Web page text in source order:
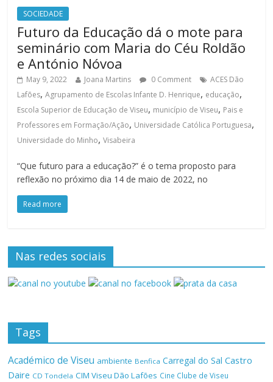
SOCIEDADE
Futuro da Educação dá o mote para
seminário com Maria do Céu Roldão
e António Nóvoa
May 9, 2022 Joana Martins 0 Comment
ACES Dão
Lafões,Agrupamento de Escolas Infante D. Henrique, educação,
Escola Superior de Educação de Viseu, município de Viseu, Pais e
Professores em Formação/Ação, Universidade Católica Portuguesa,
Universidade do Minho,Visabeira
“Que futuro para a educação?” é o tema proposto para
reflexão no próximo dia 14 de maio de 2022, no
Read more
Nas redes sociais
Tags
Académico de Viseu ambiente Benfica Carregal do Sal Castro
Daire CD Tondela CIM Viseu Dão Lafões Cine Clube de Viseu